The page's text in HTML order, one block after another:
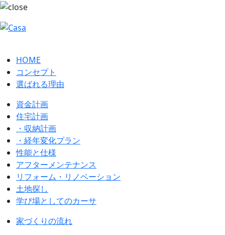
HOME
コンセプト
選ばれる理由
資金計画
住宅計画
・収納計画
・経年変化プラン
性能と仕様
アフターメンテナンス
リフォーム・リノベーション
土地探し
学び場としてのカーサ
家づくりの流れ